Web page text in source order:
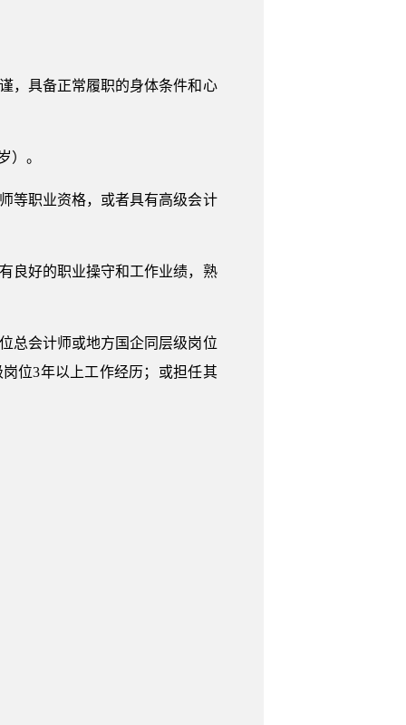
，具备正常履职的身体条件和心
）。
等职业资格，或者具有高级会计
良好的职业操守和工作业绩，熟
总会计师或地方国企同层级岗位
位3年以上工作经历；或担任其